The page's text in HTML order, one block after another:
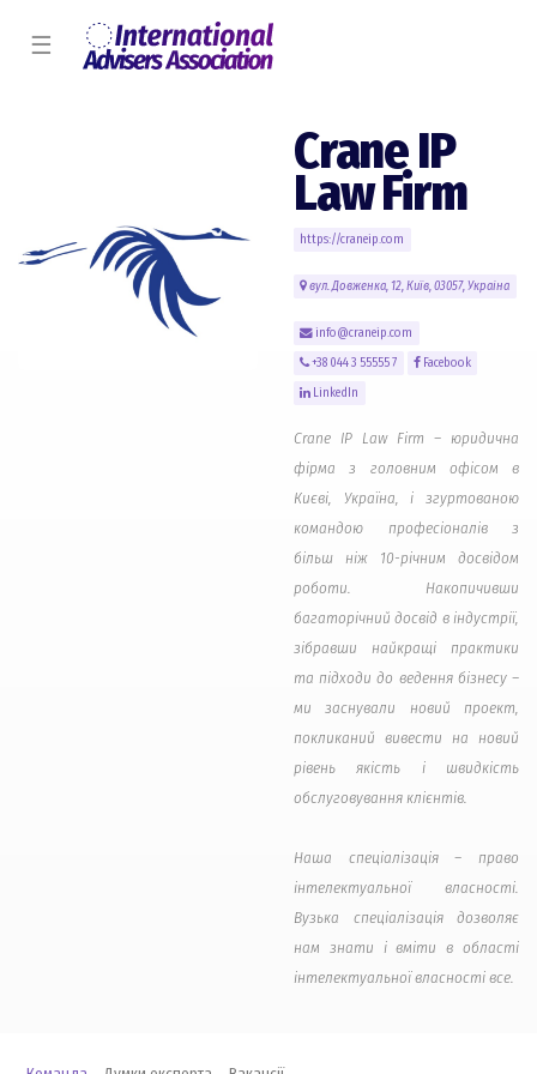
☰
Crane IP
Law Firm
https://craneip.com
вул. Довженка, 12, Київ, 03057, Украіна
info@craneip.com
+38 044 3 55555 7
Facebook
LinkedIn
Crane IP Law Firm – юридична
фірма з головним офісом в
Києві, Україна, і згуртованою
командою професіоналів з
більш ніж 10-річним досвідом
роботи. Накопичивши
багаторічний досвід в індустрії,
зібравши найкращі практики
та підходи до ведення бізнесу –
ми заснували новий проект,
покликаний вивести на новий
рівень якість і швидкість
обслуговування клієнтів.
Наша спеціалізація – право
інтелектуальної власності.
Вузька спеціалізація дозволяє
нам знати і вміти в області
інтелектуальної власності все.